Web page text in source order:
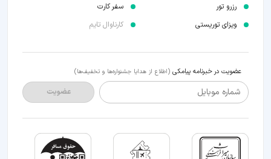
رزرو تور
ویزای توریستی
سفر کارت
کارناوال تایم
عضویت در خبرنامه پیامکی (اطلاع از هدایا جشنواره‌ها و تخفیف‌ها)
شماره موبایل عضویت